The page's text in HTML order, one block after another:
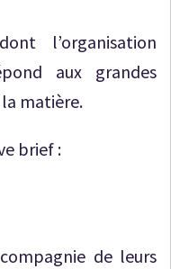
l’organisation
aux grandes
matière.
brief :
de leurs